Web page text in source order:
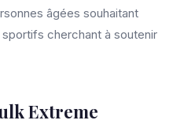
âgées souhaitant
cherchant à soutenir
Extreme